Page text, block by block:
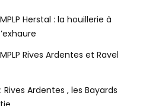
Herstal : la houillerie à
Rives Ardentes et Ravel
Ardentes , les Bayards